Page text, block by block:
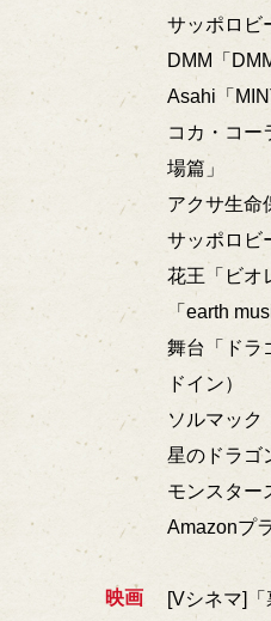
サッポロビ
DMM「
Asahi「
コカ・コー
場篇」
アクサ生命
サッポロビ
花王「ビオ
「earth
舞台「ドラ
ドイン）
ソルマック
星のドラゴ
モンスター
Amazonプ
映画
[Vシネマ]「